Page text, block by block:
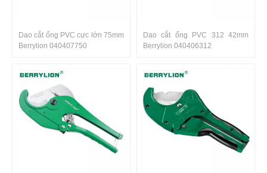
Dao cắt ống PVC cực lớn 75mm
Berrylion 040407750
Dao cắt ống PVC 312 42mm
Berrylion 040406312